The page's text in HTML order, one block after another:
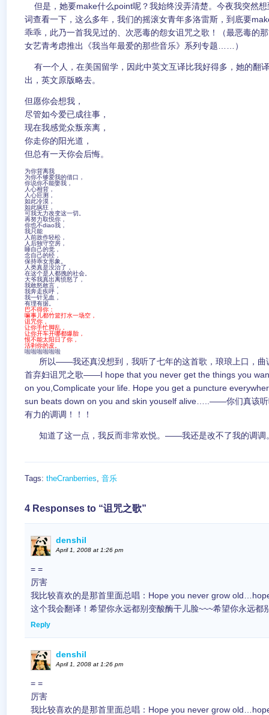
但是，她要make什么point呢？我始终没弄清楚。今夜我突然
词查看一下，这么多年，我们的摇滚女青年多洛雷斯，到底要
乖乖，此乃一首我见过的、次恶毒的怨女诅咒之歌！（最恶毒
女艺青考虑推出《我当年最爱的那些音乐》系列专题……）
有一个人，在美国留学，因此中英文互译比我好得多，她的翻
出，英文原版略去。
但愿你会想我，
尽管如今爱已成往事，
现在我感觉众叛亲离，
你走你的阳光道，
但总有一天你会后悔。
为你背离我
为你不够爱我的借口，
你说你不能娶我，
人心相背，
人心叵测，
如此冷漠，
如此疯狂，
可我无力改变这一切。
再努力取悦你，
你也不diao我，
我只能
人前故作轻松，
人后独守空房，
睡自己的觉，
念自己的经，
保持乖女形象。
人类真是没治了，
在这个是人都拽的社会。
大爷我真出离愤怒了，
我敢怒敢言，
我奔走疾呼，
我一针见血，
有理有据。
巴不得你：
嘛事儿都竹篮打水一场空，
诅咒你，
让你手忙脚乱，
让你开车开哪都爆胎，
恨不能太阳日了你，
活剥你的皮。
啦啦啦啦啦啦
所以——我还真没想到，我听了七年的这首歌，琅琅上口，曲
首弃妇诅咒之歌——I hope that you never get the things you
on you,Complicate your life. Hope you get a puncture
sun beats down on you and skin youself alive…..——你们真该听
有力的调调！！！
知道了这一点，我反而非常欢悦。——我还是改不了我的调调
Tags: theCranberries, 音乐
4 Responses to “诅咒之歌”
denshil
April 1, 2008 at 1:26 pm
= =
厉害
我比较喜欢的是那首里面总唱：Hope you never grow
这个我会翻译！希望你永远都别变酸酶干儿脸~~~希望你永远都
Reply
denshil
April 1, 2008 at 1:26 pm
= =
厉害
我比较喜欢的是那首里面总唱：Hope you never grow